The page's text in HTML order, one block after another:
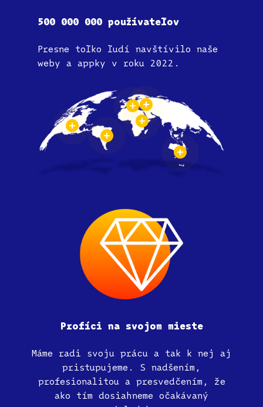
500 000 000 používateľov
Presne toľko ľudí navštívilo naše
weby a appky v roku 2022.
Profíci na svojom mieste
Máme radi svoju prácu a tak k nej aj
pristupujeme. S nadšením,
profesionalitou a presvedčením, že
ako tím dosiahneme očakávaný